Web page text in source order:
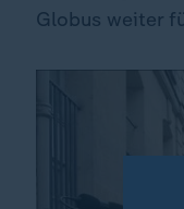
Globus weiter